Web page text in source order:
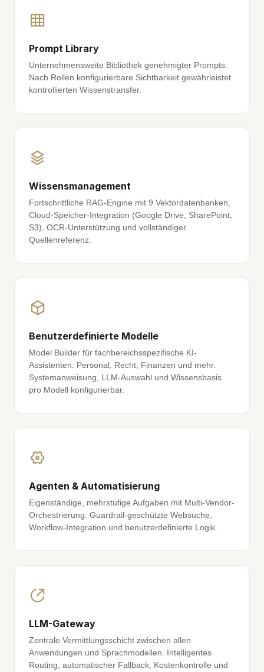
Prompt Library
Unternehmensweite Bibliothek genehmigter Prompts.
Nach Rollen konfigurierbare Sichtbarkeit gewährleistet
kontrollierten Wissenstransfer.
Wissensmanagement
Fortschrittliche RAG-Engine mit 9 Vektordatenbanken,
Cloud-Speicher-Integration (Google Drive, SharePoint,
S3), OCR-Unterstützung und vollständiger
Quellenreferenz.
Benutzerdefinierte Modelle
Model Builder für fachbereichsspezifische KI-
Assistenten: Personal, Recht, Finanzen und mehr.
Systemanweisung, LLM-Auswahl und Wissensbasis
pro Modell konfigurierbar.
Agenten & Automatisierung
Eigenständige, mehrstufige Aufgaben mit Multi-Vendor-
Orchestrierung. Guardrail-geschützte Websuche,
Workflow-Integration und benutzerdefinierte Logik.
LLM-Gateway
Zentrale Vermittlungsschicht zwischen allen
Anwendungen und Sprachmodellen. Intelligentes
Routing, automatischer Fallback, Kostenkontrolle und